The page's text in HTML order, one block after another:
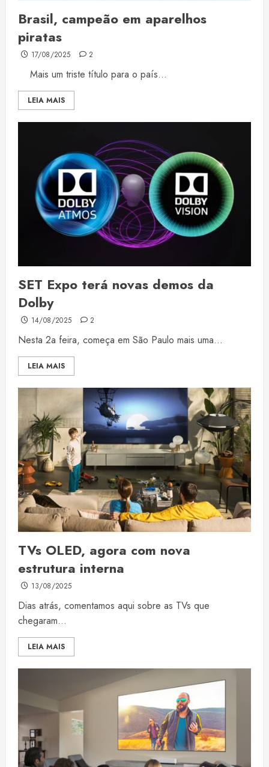
Brasil, campeão em aparelhos
piratas
17/08/2025 2
Mais um triste título para o país...
LEIA MAIS
SET Expo terá novas demos da
Dolby
14/08/2025 2
Nesta 2a feira, começa em São Paulo mais uma...
LEIA MAIS
TVs OLED, agora com nova
estrutura interna
13/08/2025
Dias atrás, comentamos aqui sobre as TVs que
chegaram...
LEIA MAIS